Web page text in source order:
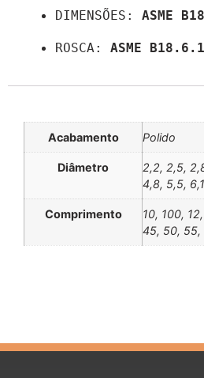
DIMENSÕES: ASME
ROSCA: ASME B18.6.1
Acabamento Polido
Diâmetro
2,2, 2,5,
4,8, 5,5, 6,1
Comprimento
10, 100,
45, 50, 55,